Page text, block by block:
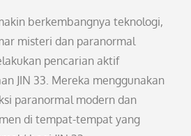
berkembangnya teknologi,
misteri dan paranormal
pencarian aktif
JIN 33. Mereka menggunakan
paranormal modern dan
di tempat-tempat yang